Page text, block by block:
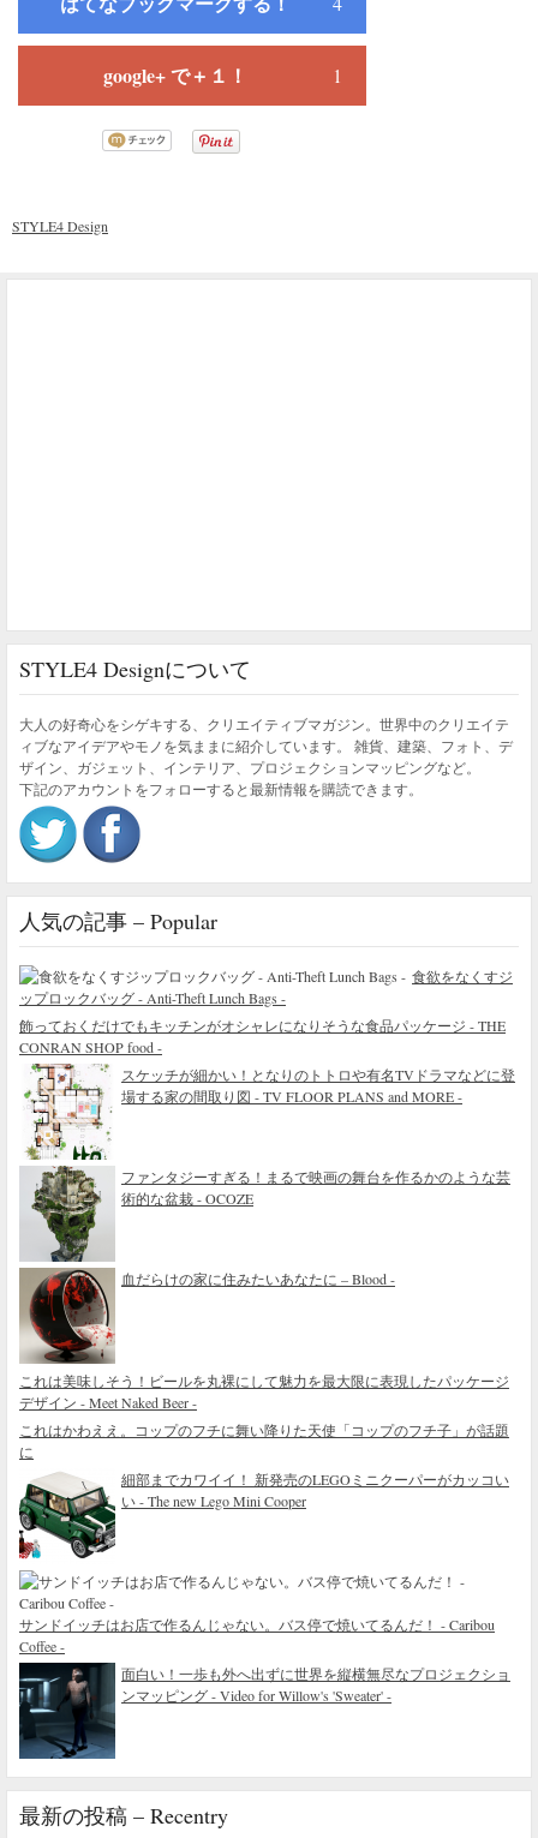
google+ で＋１！ 1
STYLE4 Design
STYLE4 Designについて
大人の好奇心をシゲキする、クリエイティブマガジン。世界中のクリエイテ
ィブなアイデアやモノを気ままに紹介しています。 雑貨、建築、フォト、デ
ザイン、ガジェット、インテリア、プロジェクションマッピングなど。
下記のアカウントをフォローすると最新情報を購読できます。
人気の記事 – Popular
食欲をなくすジ
ップロックバッグ - Anti-Theft Lunch Bags -
飾っておくだけでもキッチンがオシャレになりそうな食品パッケージ - THE
CONRAN SHOP food -
スケッチが細かい！となりのトトロや有名TVドラマなどに登
場する家の間取り図 - TV FLOOR PLANS and MORE -
ファンタジーすぎる！まるで映画の舞台を作るかのような芸
術的な盆栽 - OCOZE
血だらけの家に住みたいあなたに – Blood -
これは美味しそう！ビールを丸裸にして魅力を最大限に表現したパッケージ
デザイン - Meet Naked Beer -
これはかわええ。コップのフチに舞い降りた天使「コップのフチ子」が話題
に
細部までカワイイ！ 新発売のLEGOミニクーパーがカッコい
い - The new Lego Mini Cooper
サンドイッチはお店で作るんじゃない。バス停で焼いてるんだ！ - Caribou
Coffee -
面白い！一歩も外へ出ずに世界を縦横無尽なプロジェクショ
ンマッピング - Video for Willow's 'Sweater' -
最新の投稿 – Recentry